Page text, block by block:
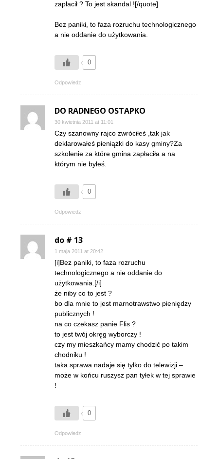
zapłacił ? To jest skandal ![/quote]
Bez paniki, to faza rozruchu technologicznego
a nie oddanie do użytkowania.
0
Odpowiedz
DO RADNEGO OSTAPKO
30 kwietnia 2011 at 11:01
Czy szanowny rajco zwróciłeś ,tak jak
deklarowałeś pieniążki do kasy gminy?Za
szkolenie za które gmina zapłaciła a na
którym nie byłeś.
0
Odpowiedz
do # 13
1 maja 2011 at 20:42
[i]Bez paniki, to faza rozruchu
technologicznego a nie oddanie do
użytkowania.[/i]
że niby co to jest ?
bo dla mnie to jest marnotrawstwo pieniędzy
publicznych !
na co czekasz panie Flis ?
to jest twój okręg wyborczy !
czy my mieszkańcy mamy chodzić po takim
chodniku !
taka sprawa nadaje się tylko do telewizji –
może w końcu ruszysz pan tyłek w tej sprawie
!
0
Odpowiedz